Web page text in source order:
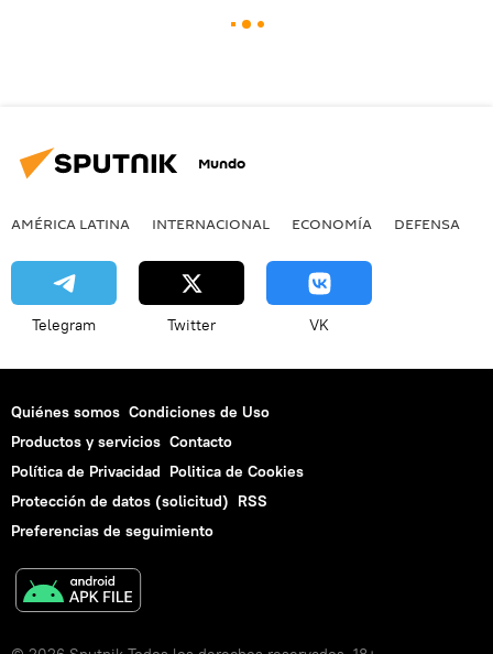
Mundo
AMÉRICA LATINA INTERNACIONAL ECONOMÍA DEFENSA
Telegram Twitter VK
Quiénes somos Condiciones de Uso
Productos y servicios Contacto
Política de Privacidad Politica de Cookies
Protección de datos (solicitud) RSS
Preferencias de seguimiento